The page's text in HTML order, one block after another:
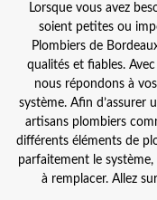
Lorsque vous avez
soient petites ou
Plombiers de
qualités et fiables.
nous répondons à
système. Afin d’assurer
artisans plombiers
différents éléments de
parfaitement le
à remplacer. Allez